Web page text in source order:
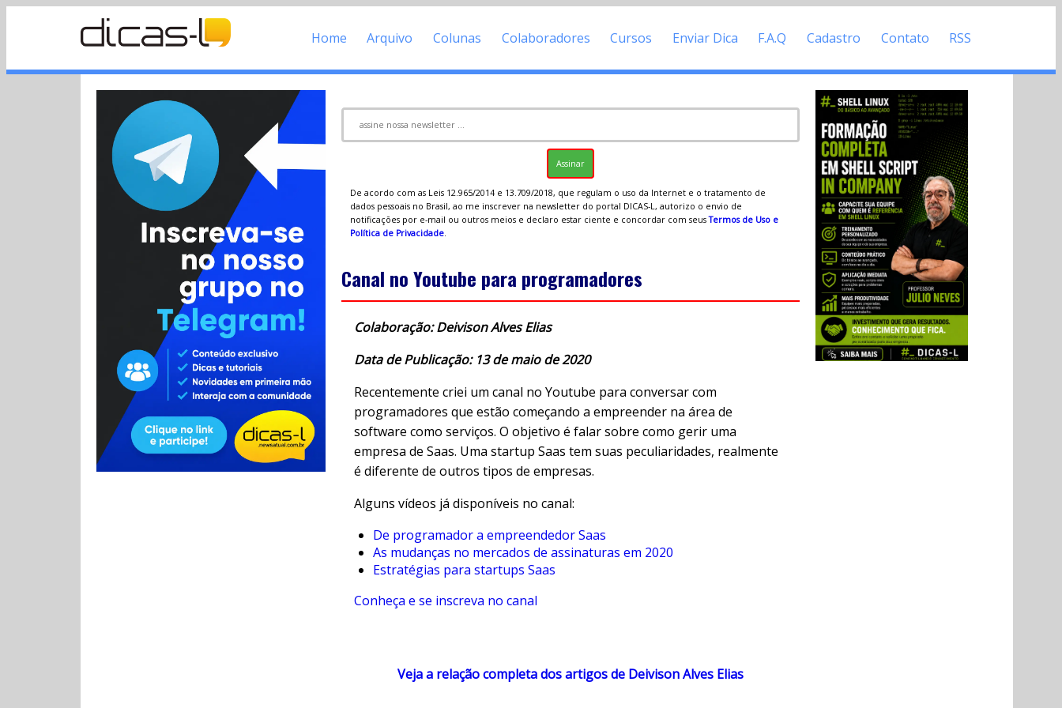
Home Arquivo Colunas Colaboradores Cursos Enviar Dica F.A.Q Cadastro Contato RSS
De acordo com as Leis 12.965/2014 e 13.709/2018, que regulam o uso da Internet e o tratamento de
dados pessoais no Brasil, ao me inscrever na newsletter do portal DICAS-L, autorizo o envio de
notificações por e-mail ou outros meios e declaro estar ciente e concordar com seusTermos de Uso e
Política de Privacidade.
Canal no Youtube para programadores
Colaboração: Deivison Alves Elias
Data de Publicação: 13 de maio de 2020
Recentemente criei um canal no Youtube para conversar com
programadores que estão começando a empreender na área de
software como serviços. O objetivo é falar sobre como gerir uma
empresa de Saas. Uma startup Saas tem suas peculiaridades, realmente
é diferente de outros tipos de empresas.
Alguns vídeos já disponíveis no canal:
De programador a empreendedor Saas
As mudanças no mercados de assinaturas em 2020
Estratégias para startups Saas
Conheça e se inscreva no canal
Veja a relação completa dos artigos de Deivison Alves Elias